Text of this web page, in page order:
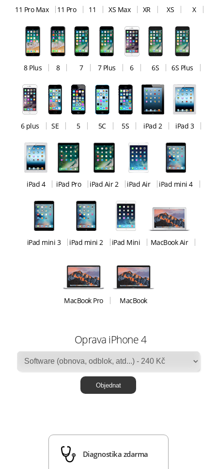
11 Pro Max 11 Pro 11 XS Max XR XS X
8 Plus 8 7 7 Plus 6 6S 6S Plus
6 plus SE 5 5C 5S iPad 2 iPad 3
iPad 4 iPad Pro iPad Air 2 iPad Air iPad mini 4
iPad mini 3 iPad mini 2 iPad Mini MacBook Air
MacBook Pro MacBook
Oprava iPhone 4
Diagnostika zdarma